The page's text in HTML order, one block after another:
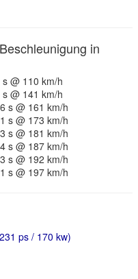
in
@ 110 km/h
@ 141 km/h
s @ 161 km/h
s @ 173 km/h
s @ 181 km/h
s @ 187 km/h
s @ 192 km/h
s @ 197 km/h
ps / 170 kw)